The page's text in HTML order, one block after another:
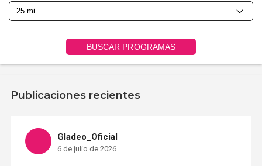
BUSCAR PROGRAMAS
Publicaciones recientes
Gladeo_Oficial
6 de julio de 2026